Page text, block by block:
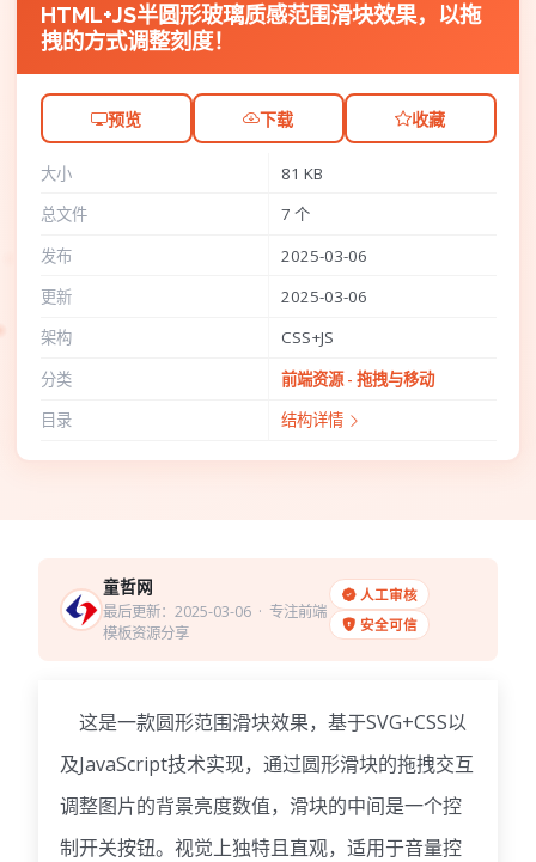
HTML+JS半圆形玻璃质感范围滑块效果，以拖
拽的方式调整刻度！
预览 下载 收藏
大小
81 KB
总文件
7 个
发布
2025-03-06
更新
2025-03-06
架构
CSS+JS
分类
前端资源 - 拖拽与移动
目录
结构详情
童哲网
最后更新：2025-03-06· 专注前端
模板资源分享
人工审核
安全可信
这是一款圆形范围滑块效果，基于SVG+CSS以
及JavaScript技术实现，通过圆形滑块的拖拽交互
调整图片的背景亮度数值，滑块的中间是一个控
制开关按钮。视觉上独特且直观，适用于音量控